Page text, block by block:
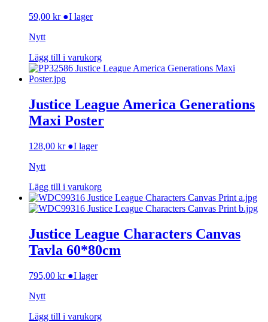
59,00 kr ●I lager
Nytt
Lägg till i varukorg
Justice League America Generations
Maxi Poster
128,00 kr ●I lager
Nytt
Lägg till i varukorg
Justice League Characters Canvas
Tavla 60*80cm
795,00 kr ●I lager
Nytt
Lägg till i varukorg